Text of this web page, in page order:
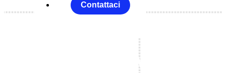
Contattaci
BANCHE
CENTRALI E’